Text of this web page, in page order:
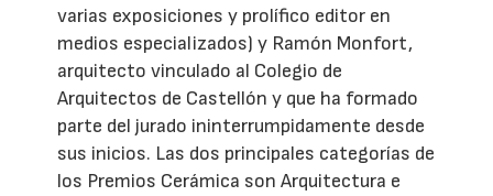
varias exposiciones y prolífico editor en
medios especializados) y Ramón Monfort,
arquitecto vinculado al Colegio de
Arquitectos de Castellón y que ha formado
parte del jurado ininterrumpidamente desde
sus inicios. Las dos principales categorías de
los Premios Cerámica son Arquitectura e